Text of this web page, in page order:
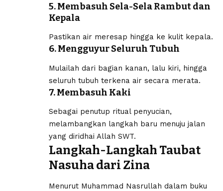
5. Membasuh Sela-Sela Rambut dan
Kepala
Pastikan air meresap hingga ke kulit kepala.
6. Mengguyur Seluruh Tubuh
Mulailah dari bagian kanan, lalu kiri, hingga
seluruh tubuh terkena air secara merata.
7. Membasuh Kaki
Sebagai penutup ritual penyucian,
melambangkan langkah baru menuju jalan
yang diridhai Allah SWT.
Langkah-Langkah Taubat
Nasuha dari Zina
Menurut Muhammad Nasrullah dalam buku